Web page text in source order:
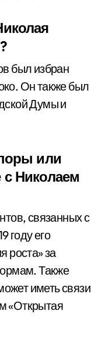
был избран
Он также был
Думы и
или
Николаем
связанных с
году его
роста» за
Также
иметь связи
«Открытая